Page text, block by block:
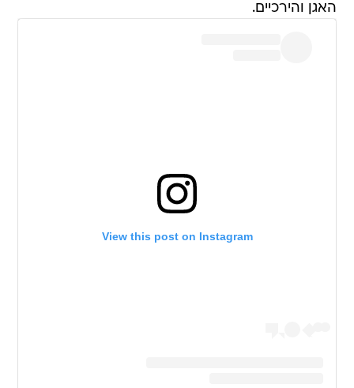
האגן והירכיים.
View this post on Instagram